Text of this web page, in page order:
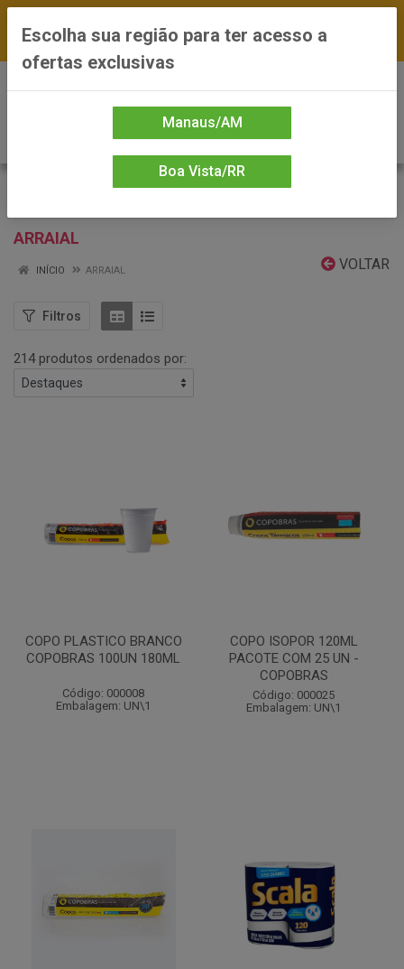
*Preços exclusivos do site — Entrega em até 24h
ARRAIAL
VOLTAR
INÍCIO ARRAIAL
Filtros
214 produtos ordenados por:
COPO PLASTICO BRANCO
COPOBRAS 100UN 180ML
Código: 000008
Embalagem: UN\1
COPO ISOPOR 120ML
PACOTE COM 25 UN -
COPOBRAS
Código: 000025
Embalagem: UN\1
Escolha sua região para ter acesso a
ofertas exclusivas
Manaus/AM
Boa Vista/RR